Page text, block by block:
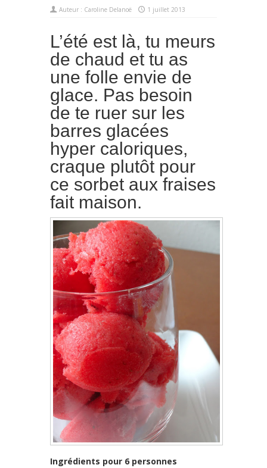
Auteur : Caroline Delanoë 1 juillet 2013
L’été est là, tu meurs
de chaud et tu as
une folle envie de
glace. Pas besoin
de te ruer sur les
barres glacées
hyper caloriques,
craque plutôt pour
ce sorbet aux fraises
fait maison.
Ingrédients pour 6 personnes